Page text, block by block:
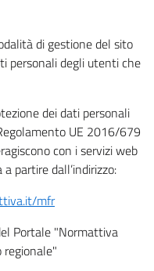
di gestione del sito
personali degli utenti che
dei dati personali
UE 2016/679
con i servizi web
partire dall’indirizzo:
mfr
Portale "Normattiva
regionale"